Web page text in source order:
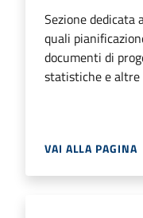
Sezione dedicata
quali
documenti di
statistiche e altre
VAI ALLA PAGINA